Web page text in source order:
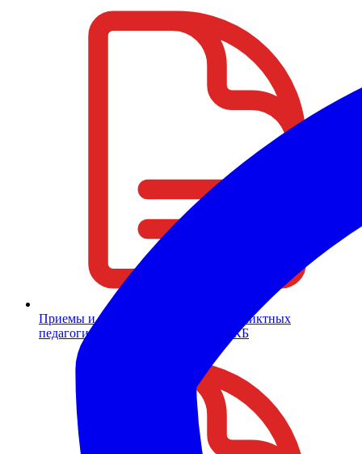
Приемы и правила разрешения конфликтных
педагогических ситуаций
736 КБ